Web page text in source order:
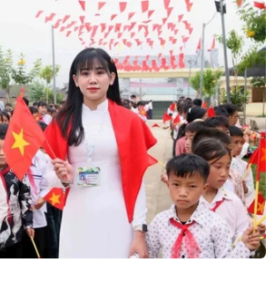
người "đứng tim" đồng thời là lời
bậc phụ huynh và những người